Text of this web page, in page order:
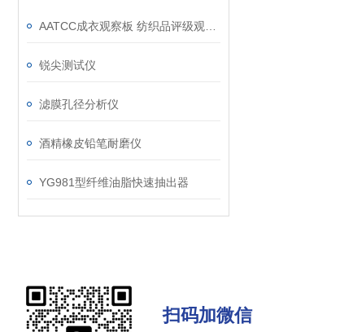
锐尖测试仪
滤膜孔径分析仪
酒精橡皮铅笔耐磨仪
YG981型纤维油脂快速抽出器
扫码加微信